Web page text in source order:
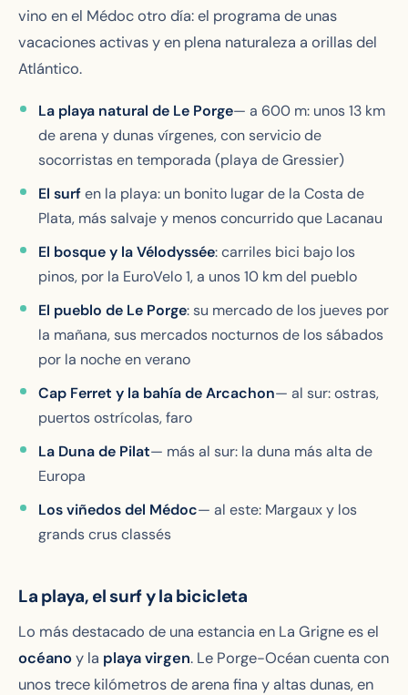
vino en el Médoc otro día: el programa de unas
vacaciones activas y en plena naturaleza a orillas del
Atlántico.
La playa natural de Le Porge— a 600 m: unos 13 km
de arena y dunas vírgenes, con servicio de
socorristas en temporada (playa de Gressier)
El surfen la playa: un bonito lugar de la Costa de
Plata, más salvaje y menos concurrido que Lacanau
El bosque y la Vélodyssée: carriles bici bajo los
pinos, por la EuroVelo 1, a unos 10 km del pueblo
El pueblo de Le Porge: su mercado de los jueves por
la mañana, sus mercados nocturnos de los sábados
por la noche en verano
Cap Ferret y la bahía de Arcachon— al sur: ostras,
puertos ostrícolas, faro
La Duna de Pilat— más al sur: la duna más alta de
Europa
Los viñedos del Médoc— al este: Margaux y los
grands crus classés
La playa, el surf y la bicicleta
Lo más destacado de una estancia en La Grigne es el
océanoy la playa virgen. Le Porge-Océan cuenta con
unos trece kilómetros de arena fina y altas dunas, en